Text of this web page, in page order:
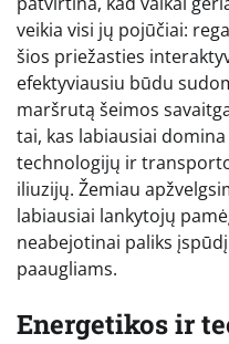
veikia visi jų pojūčiai:
šios priežasties
efektyviausiu būdu
maršrutą šeimos
tai, kas labiausiai
technologijų ir
iliuzijų. Žemiau
labiausiai lankytojų
neabejotinai paliks
paaugliams.
Energetikos ir